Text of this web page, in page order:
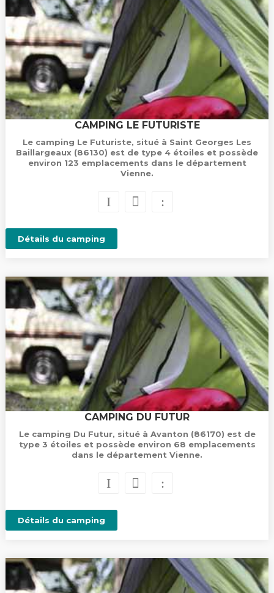
CAMPING LE FUTURISTE
Le camping Le Futuriste, situé à Saint Georges Les
Baillargeaux (86130) est de type 4 étoiles et possède
environ 123 emplacements dans le département
Vienne.
Détails du camping
CAMPING DU FUTUR
Le camping Du Futur, situé à Avanton (86170) est de
type 3 étoiles et possède environ 68 emplacements
dans le département Vienne.
Détails du camping